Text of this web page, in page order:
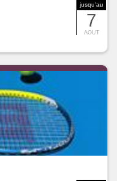
jusqu'au
7
AOUT